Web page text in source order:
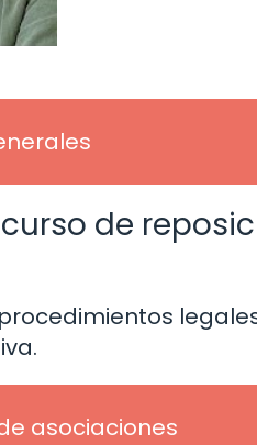
de
asociaciones